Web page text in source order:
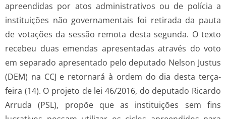
apreendidas por atos administrativos ou de polícia a
instituições não governamentais foi retirada da pauta
de votações da sessão remota desta segunda. O texto
recebeu duas emendas apresentadas através do voto
em separado apresentado pelo deputado Nelson Justus
(DEM) na CCJ e retornará à ordem do dia desta terça-
feira (14). O projeto de lei 46/2016, do deputado Ricardo
Arruda (PSL), propõe que as instituições sem fins